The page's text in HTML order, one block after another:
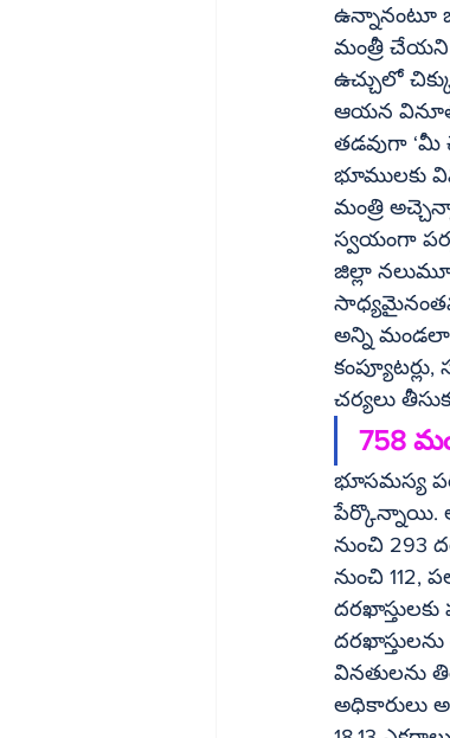
ఉన్నానంటూ
మంత్రీ చేయని
ఉచ్చులో
ఆయన వినూత్న
తడవుగా ‘మీ చేతికి మీ
భూములకు విముక్తి కల్పించడమే
మంత్రి
స్వయంగా
జిల్లా
అన్ని
చర్యలు
758
భూసమస్య పరిష్కార డ్రైవ్‌ ద్వారా జిల్లాలో 758
పేర్కొన్నాయి.
నుంచి 293
నుంచి 112, పలాస డివిజన్‌ నుంచి 25 దరఖాస్తులు
దరఖాస్తులకు
దరఖాస్తులను
వినతులను
అధికారులు అక్కడికక్కడే క్లియర్‌ చేశారు.